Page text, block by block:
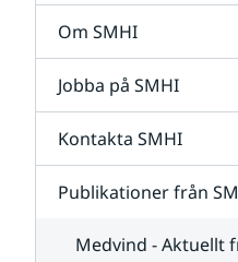
Om SMHI
Jobba på SMHI
Kontakta SMHI
Publikationer från
Medvind - Aktuellt